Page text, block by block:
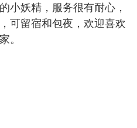
小妖精，服务很有耐心，
可留宿和包夜，欢迎喜欢
。